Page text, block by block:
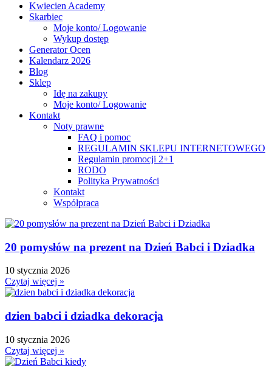
Kwiecien Academy
Skarbiec
Moje konto/ Logowanie
Wykup dostęp
Generator Ocen
Kalendarz 2026
Blog
Sklep
Idę na zakupy
Moje konto/ Logowanie
Kontakt
Noty prawne
FAQ i pomoc
REGULAMIN SKLEPU INTERNETOWEGO
Regulamin promocji 2+1
RODO
Polityka Prywatności
Kontakt
Współpraca
20 pomysłów na prezent na Dzień Babci i Dziadka
10 stycznia 2026
Czytaj więcej »
dzien babci i dziadka dekoracja
10 stycznia 2026
Czytaj więcej »